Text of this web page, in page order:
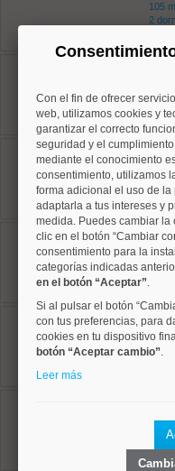
105
2
Ref:
3
2
Ref:
73 m²
2
1
Ref:
59 m²
1
1
Ref:
42.84
2
1
1
Con el fin de ofrecer
web, utilizamos cookies y
garantizar el correcto
seguridad y el
mediante el conocimiento
consentimiento, utilizamos
forma adicional el uso de
adaptarla a tus intereses y
medida. Puedes cambiar
clic en el botón “Cambiar
consentimiento para la
categorías indicadas
en el botón “Aceptar”.
Si al pulsar el botón
con tus preferencias, para
cookies en tu dispositivo
botón “Aceptar cambio”.
Leer más